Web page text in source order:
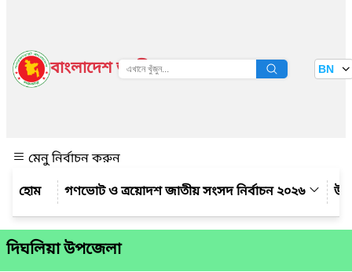
বাংলাদেশ জাতীয় তথ্য বাতায়ন BN
মেনু নির্বাচন করুন
গণভোট ও ত্রয়োদশ জাতীয় সংসদ নির্বাচন ২০২৬
দিঘলিয়া উপজেলা